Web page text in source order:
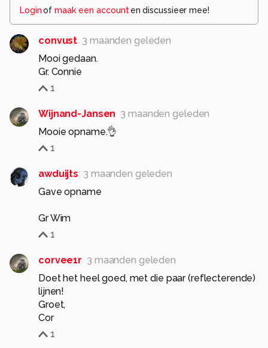
Loginof maak een account en discussieer mee!
convust 3 maanden geleden
Mooi gedaan.
Gr. Connie
1
Wijnand-Jansen 3 maanden geleden
Mooie opname.👌
1
awduijts 3 maanden geleden
Gave opname
Gr Wim
1
corvee1r 3 maanden geleden
Doet het heel goed, met die paar (reflecterende)
lijnen!
Groet,
Cor
1